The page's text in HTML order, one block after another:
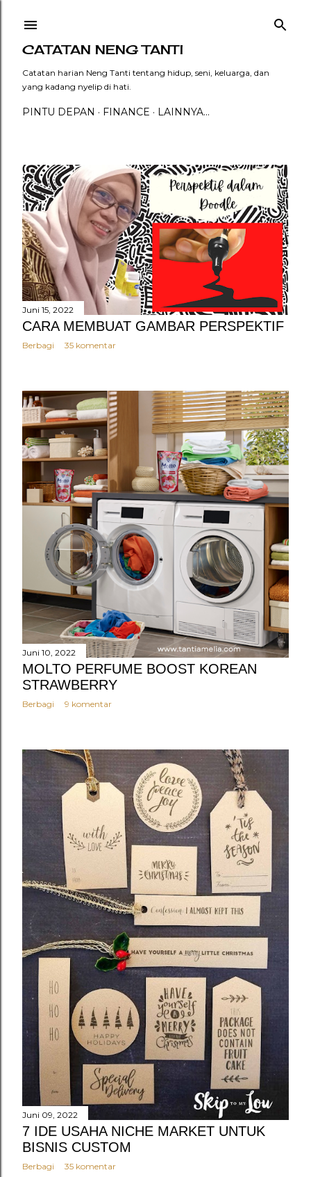
CATATAN NENG TANTI
Catatan harian Neng Tanti tentang hidup, seni, keluarga, dan
yang kadang nyelip di hati.
PINTU DEPAN FINANCE LAINNYA…
P
o
s
t
i
n
g
Juni 15, 2022
CARA MEMBUAT GAMBAR PERSPEKTIF
Berbagi 35 komentar
Juni 10, 2022
MOLTO PERFUME BOOST KOREAN
STRAWBERRY
Berbagi 9 komentar
Juni 09, 2022
7 IDE USAHA NICHE MARKET UNTUK
BISNIS CUSTOM
Berbagi 35 komentar